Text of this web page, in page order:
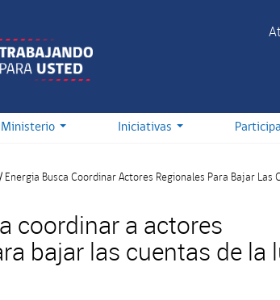
Ministerio Iniciativas
/ Energia Busca Coordinar Actores Regionales Para Bajar Las
coordinar a actores
bajar las cuentas de la